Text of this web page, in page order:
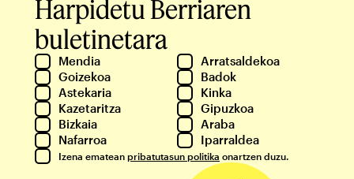
Harpidetu Berriaren
buletinetara
Mendia
Arratsaldekoa
Goizekoa
Badok
Astekaria
Kinka
Kazetaritza
Gipuzkoa
Bizkaia
Araba
Nafarroa
Iparraldea
Izena ematean pribatutasun politika onartzen duzu.